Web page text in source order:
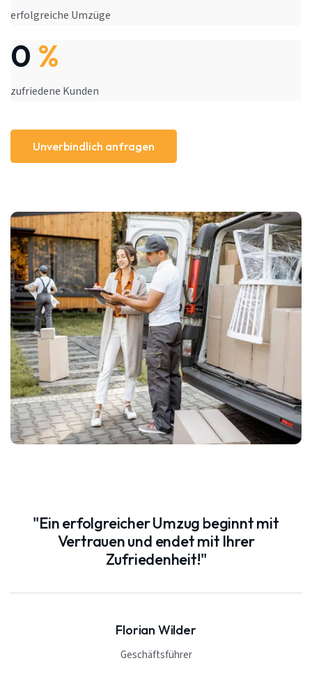
"Ein erfolgreicher Umzug beginnt mit
Vertrauen und endet mit Ihrer
Zufriedenheit!"
Florian Wilder
Geschäftsführer
erfolgreiche Umzüge
0 %
zufriedene Kunden
Unverbindlich anfragen